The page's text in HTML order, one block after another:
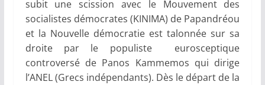
subit une scission avec le Mouvement des
socialistes démocrates (KINIMA) de Papandréou
et la Nouvelle démocratie est talonnée sur sa
droite par le populiste eurosceptique
controversé de Panos Kammemos qui dirige
l’ANEL (Grecs indépendants). Dès le départ de la